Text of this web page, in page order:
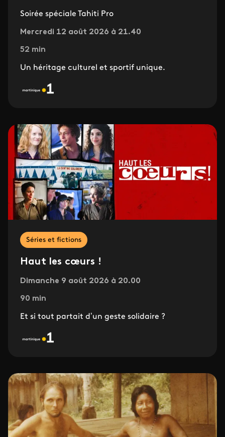
Soirée spéciale Tahiti Pro
Mercredi 12 août 2026 à 21.40
52 min
Un héritage culturel et sportif unique.
Séries et fictions
Haut les cœurs !
Dimanche 9 août 2026 à 20.00
90 min
Et si tout partait d’un geste solidaire ?